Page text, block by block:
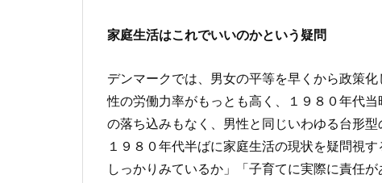
家庭生活はこれでいいのかという疑問
デンマークでは、男女の平等を早くから政策
性の労働力率がもっとも高く、１９８０年代
の落ち込みもなく、男性と同じいわゆる台形
１９８０年代半ばに家庭生活の現状を疑問視
しっかりみているか」「子育てに実際に責任